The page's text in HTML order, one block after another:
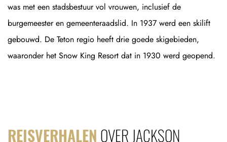
was met een stadsbestuur vol vrouwen, inclusief de
burgemeester en gemeenteraadslid. In 1937 werd een skilift
gebouwd. De Teton regio heeft drie goede skigebieden,
waaronder het Snow King Resort dat in 1930 werd geopend.
REISVERHALEN OVER JACKSON